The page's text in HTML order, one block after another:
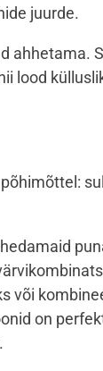
juurde.
ahhetama.
lood
või
on